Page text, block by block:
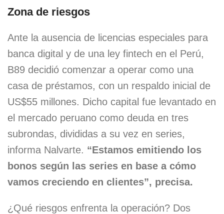
Zona de riesgos
Ante la ausencia de licencias especiales para
banca digital y de una ley fintech en el Perú,
B89 decidió comenzar a operar como una
casa de préstamos, con un respaldo inicial de
US$55 millones. Dicho capital fue levantado en
el mercado peruano como deuda en tres
subrondas, divididas a su vez en series,
informa Nalvarte. “Estamos emitiendo los
bonos según las series en base a cómo
vamos creciendo en clientes”, precisa.
¿Qué riesgos enfrenta la operación? Dos